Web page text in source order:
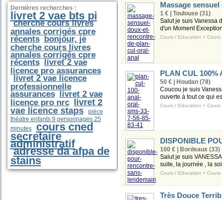
Dernières recherches :
livret 2 vae bts pi
cherche cours livres
annales corrigés cpre
récents bonjour, je
cherche cours livres
annales corrigés cpre
récents livret 2 vae
licence pro assurances
livret 2 vae licence
professionnelle
assurances livret 2 vae
licence pro nrc
livret 2
vae licence staps
pièce
théatre enfants 9 personnages 25
minutes
cours cned
secretaire
administratif
adresse da afpa de
stains
Massage
1 € | Toulouse (31)
Salut je suis Vanessa
d'un Moment
Cours / Education > Cours
PLAN CUL 100%
50 € | Houdan (78)
Coucou je suis
ouverte à tout ce qui
Cours / Education > Cours
DISPONIBLE
100 € | Bordeaux (33)
Salut je suis
suite, la journée , la
Cours / Education > Cours
Très Douce